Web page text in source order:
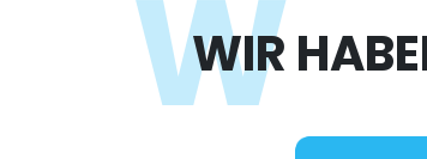
W
WIR